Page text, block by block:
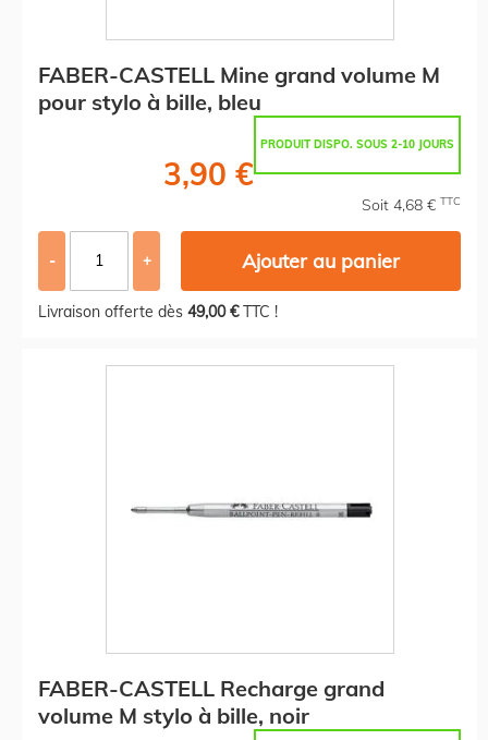
FABER-CASTELL Mine grand volume M
pour stylo à bille, bleu
PRODUIT DISPO. SOUS 2-10 JOURS
3,90 €
Soit 4,68 € TTC
- + Ajouter au panier
Livraison offerte dès 49,00 €TTC !
FABER-CASTELL Recharge grand
volume M stylo à bille, noir